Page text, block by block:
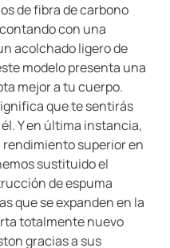
de fibra de carbono
con una
acolchado ligero de
modelo presenta una
mejor a tu cuerpo.
que te sentirás
Y en última instancia,
rendimiento superior en
sustituido el
de espuma
que se expanden en la
totalmente nuevo
gracias a sus